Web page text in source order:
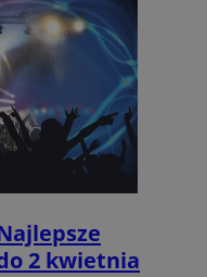
2 kwietnia